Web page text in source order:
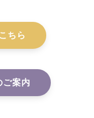
ちら
ご案内